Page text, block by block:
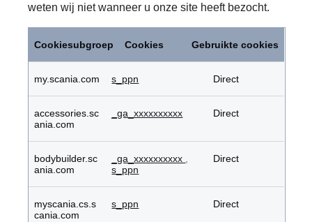
weten wij niet wanneer u onze site heeft bezocht.
Cookiesubgroep Cookies Gebruikte cookies
my.scania.com s_ppn Direct
accessories.sc
ania.com
_ga_xxxxxxxxxx Direct
bodybuilder.sc
ania.com
_ga_xxxxxxxxxx
s_ppn
Direct
myscania.cs.s
cania.com
s_ppn Direct